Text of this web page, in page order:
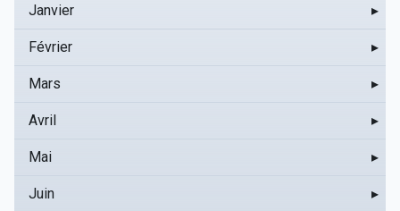
Janvier ▸
Février ▸
Mars ▸
Avril ▸
Mai ▸
Juin ▸